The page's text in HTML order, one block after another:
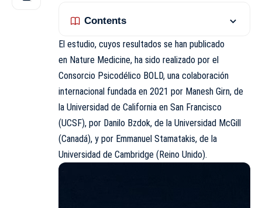
Contents
El estudio, cuyos resultados se han publicado
en Nature Medicine, ha sido realizado por el
Consorcio Psicodélico BOLD, una colaboración
internacional fundada en 2021 por Manesh Girn, de
la Universidad de California en San Francisco
(UCSF), por Danilo Bzdok, de la Universidad McGill
(Canadá), y por Emmanuel Stamatakis, de la
Universidad de Cambridge (Reino Unido).